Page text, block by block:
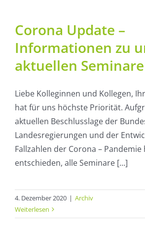
Corona Update –
Informationen zu
aktuellen
Liebe Kolleginnen und Kollegen,
hat für uns höchste Priorität.
aktuellen Beschlusslage der
Landesregierungen und der
Fallzahlen der Corona –
entschieden, alle Seminare [...]
4. Dezember 2020 | Archiv
Weiterlesen